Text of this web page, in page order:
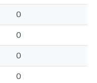
0
0
0
0